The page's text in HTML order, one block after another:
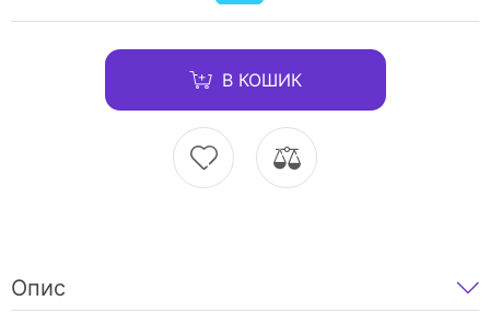
В КОШИК
Опис